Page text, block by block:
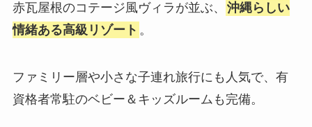
赤瓦屋根のコテージ風ヴィラが並ぶ、
沖縄らしい
情緒ある高級リゾート 。
ファミリー層や小さな子連れ旅行にも人気で、有
資格者常駐のベビー＆キッズルームも完備。